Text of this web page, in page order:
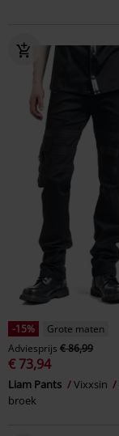
-15%
Grote maten
Adviesprijs € 86,99
€ 73,94
Liam Pants Vixxsin
broek